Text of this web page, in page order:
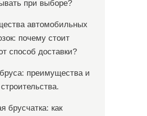
при выборе?
автомобильных
почему стоит
способ доставки?
преимущества и
брусчатка: как